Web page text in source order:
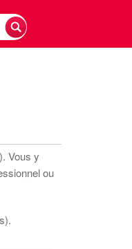
Vous y
ou